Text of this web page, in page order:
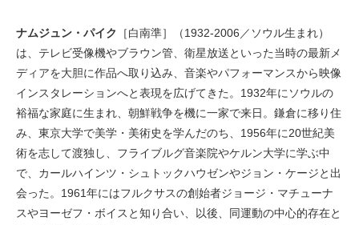
ナムジュン・パイク
［白南準］（1932-2006／ソウル生まれ）
は、テレビ受像機やブラウン管、衛星放送といった当時の最新メ
ディアを大胆に作品へ取り込み、音楽やパフォーマンスから映像
インスタレーションへと表現を広げてきた。1932年にソウルの
裕福な家庭に生まれ、朝鮮戦争を機に一家で来日。鎌倉に移り住
み、東京大学で美学・美術史を学んだのち、1956年に20世紀美
術を志して渡独し、フライブルグ音楽院やケルン大学に学ぶ中
で、カールハインツ・シュトックハウゼンやジョン・ケージと出
会った。1961年にはフルクサスの創始者ジョージ・マチューナ
スやヨーゼフ・ボイスと知り合い、以後、同運動の中心的存在と